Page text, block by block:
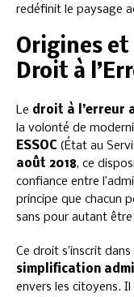
redéfinit le paysage
Origines
Droit à
Le droit à l’erreur
la volonté de
ESSOC (État au
août 2018, ce
confiance entre
principe que chacun
sans pour autant
Ce droit s’inscrit
simplification
envers les citoyens.